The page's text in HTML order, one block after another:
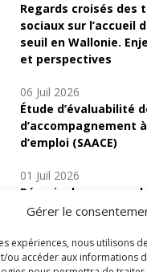
Gérer le
expériences, nous utilisons
ou accéder aux informations
Regards croisés des
sociaux sur l’accueil
seuil en Wallonie.
et perspectives
06 Juil 2026
Étude d’évaluabilité
d’accompagnement
d’emploi (SAACE)
01 Juil 2026
Pénurie du personnel
indicateurs d’offre de